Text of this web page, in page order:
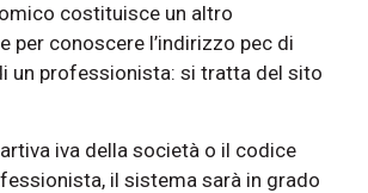
costituisce un altro
per conoscere l’indirizzo pec di
un professionista: si tratta del sito
iva della società o il codice
il sistema sarà in grado